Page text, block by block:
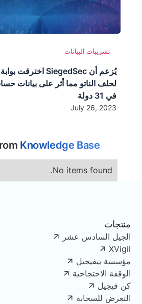
تسريبات البيانات
لحلف الناتو مما أثر على بيانات
في 31 دولة
July 26, 2023
Knowledge Base
No items found.
منتجات
الجيل السادس عشر
XVigil
مؤسسة بيفيجيل
الوقفة الاحتجاجية
كن فيجيل
التعرض للسحابة